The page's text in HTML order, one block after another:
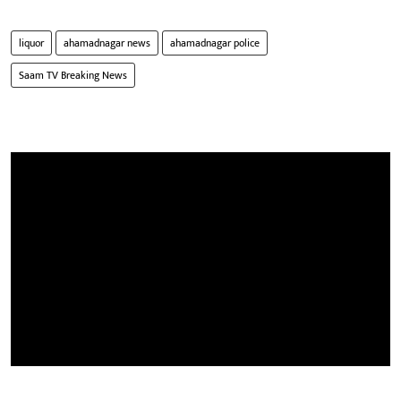
liquor ahamadnagar news
ahamadnagar police
Saam TV Breaking News